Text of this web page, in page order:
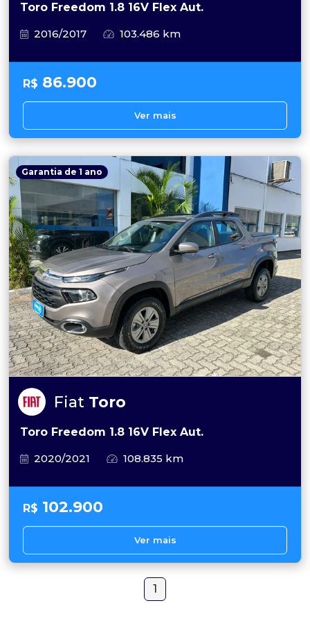
Toro Freedom 1.8 16V Flex Aut.
2016/2017
103.486 km
R$ 86.900
Ver mais
Garantia de 1 ano
Fiat Toro
Toro Freedom 1.8 16V Flex Aut.
2020/2021
108.835 km
R$ 102.900
Ver mais
1